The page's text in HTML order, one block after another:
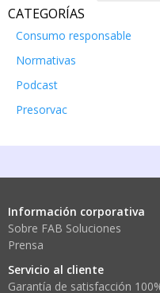
CATEGORÍAS
Consumo responsable
Normativas
Podcast
Presorvac
Información corporativa
Sobre FAB Soluciones
Prensa
Servicio al cliente
Garantía de satisfacción